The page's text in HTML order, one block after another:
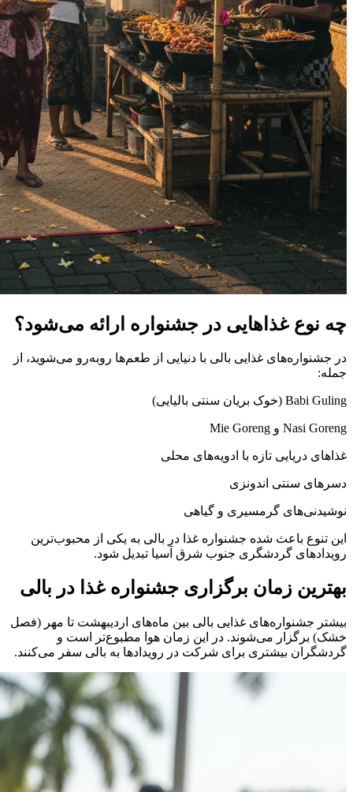
چه نوع غذاهایی در جشنواره ارائه می‌شود؟
در جشنواره‌های غذایی بالی با دنیایی از طعم‌ها روبه‌رو می‌شوید، از
جمله:
Babi Guling (خوک بریان سنتی بالیایی)
Nasi Goreng و Mie Goreng
غذاهای دریایی تازه با ادویه‌های محلی
دسرهای سنتی اندونزی
نوشیدنی‌های گرمسیری و گیاهی
این تنوع باعث شده جشنواره غذا در بالی به یکی از محبوب‌ترین
رویدادهای گردشگری جنوب شرق آسیا تبدیل شود.
بهترین زمان برگزاری جشنواره غذا در بالی
بیشتر جشنواره‌های غذایی بالی بین ماه‌های اردیبهشت تا مهر (فصل
خشک) برگزار می‌شوند. در این زمان هوا مطبوع‌تر است و
گردشگران بیشتری برای شرکت در رویدادها به بالی سفر می‌کنند.